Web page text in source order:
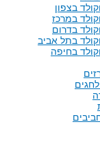
בצפון
במרכז
בדרום
בתל אביב
בחיפה